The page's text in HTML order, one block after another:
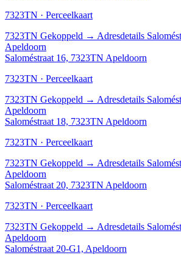
7323TN · Perceelkaart
7323TN Gekoppeld → Adresdetails
Apeldoorn
Saloméstraat 16, 7323TN Apeldoorn
7323TN · Perceelkaart
7323TN Gekoppeld → Adresdetails
Apeldoorn
Saloméstraat 18, 7323TN Apeldoorn
7323TN · Perceelkaart
7323TN Gekoppeld → Adresdetails
Apeldoorn
Saloméstraat 20, 7323TN Apeldoorn
7323TN · Perceelkaart
7323TN Gekoppeld → Adresdetails
Apeldoorn
Saloméstraat 20-G1, Apeldoorn